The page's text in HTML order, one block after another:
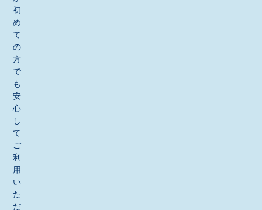
初
め
て
の
方
で
も
安
心
し
て
ご
利
用
い
た
だ